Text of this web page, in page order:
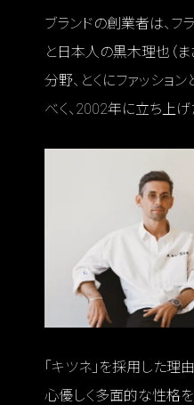
ブランドの創業者は、フ
と日本人の黒木理也（ま
分野、とくにファッショ
べく、2002年に立ち上げ
「キツネ」を採用した理
心優しく多面的な性格